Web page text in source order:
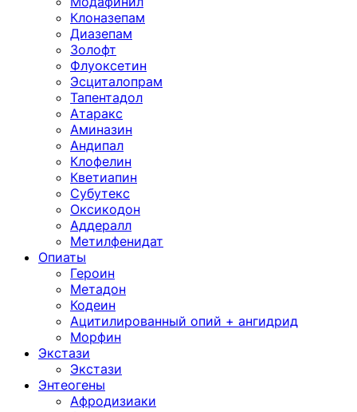
Клоназепам
Диазепам
Золофт
Флуоксетин
Эсциталопрам
Тапентадол
Атаракс
Аминазин
Андипал
Клофелин
Кветиапин
Субутекс
Оксикодон
Аддералл
Метилфенидат
Опиаты
Героин
Метадон
Кодеин
Ацитилированный опий + ангидрид
Морфин
Экстази
Экстази
Энтеогены
Афродизиаки